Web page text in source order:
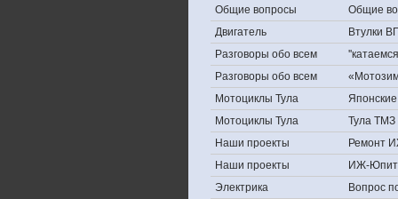
Общие вопросы
Общие
Двигатель
Втулки
Разговоры обо всем
Разговоры обо всем
Мотоциклы Тула
Мотоциклы Тула
Тула ТМЗ
Наши проекты
Ремонт
Наши проекты
ИЖ-
Электрика
Вопрос